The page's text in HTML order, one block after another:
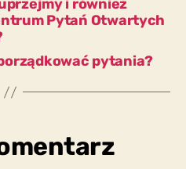
i również
Pytań Otwartych
pytania?